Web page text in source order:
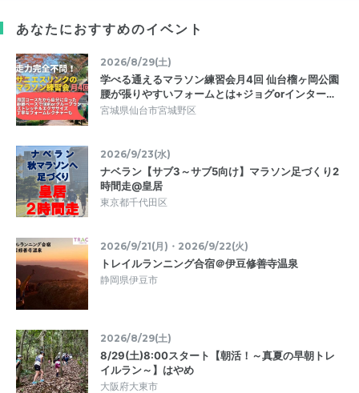
あなたにおすすめのイベント
2026/8/29(土)
学べる通えるマラソン練習会月4回 仙台榴ヶ岡公園
腰が張りやすいフォームとは+ジョグorインター…
宮城県仙台市宮城野区
2026/9/23(水)
ナベラン【サブ3～サブ5向け】マラソン足づくり2
時間走@皇居
東京都千代田区
2026/9/21(月)・2026/9/22(火)
トレイルランニング合宿＠伊豆修善寺温泉
静岡県伊豆市
2026/8/29(土)
8/29(土)8:00スタート【朝活！～真夏の早朝トレ
イルラン～】はやめ
大阪府大東市